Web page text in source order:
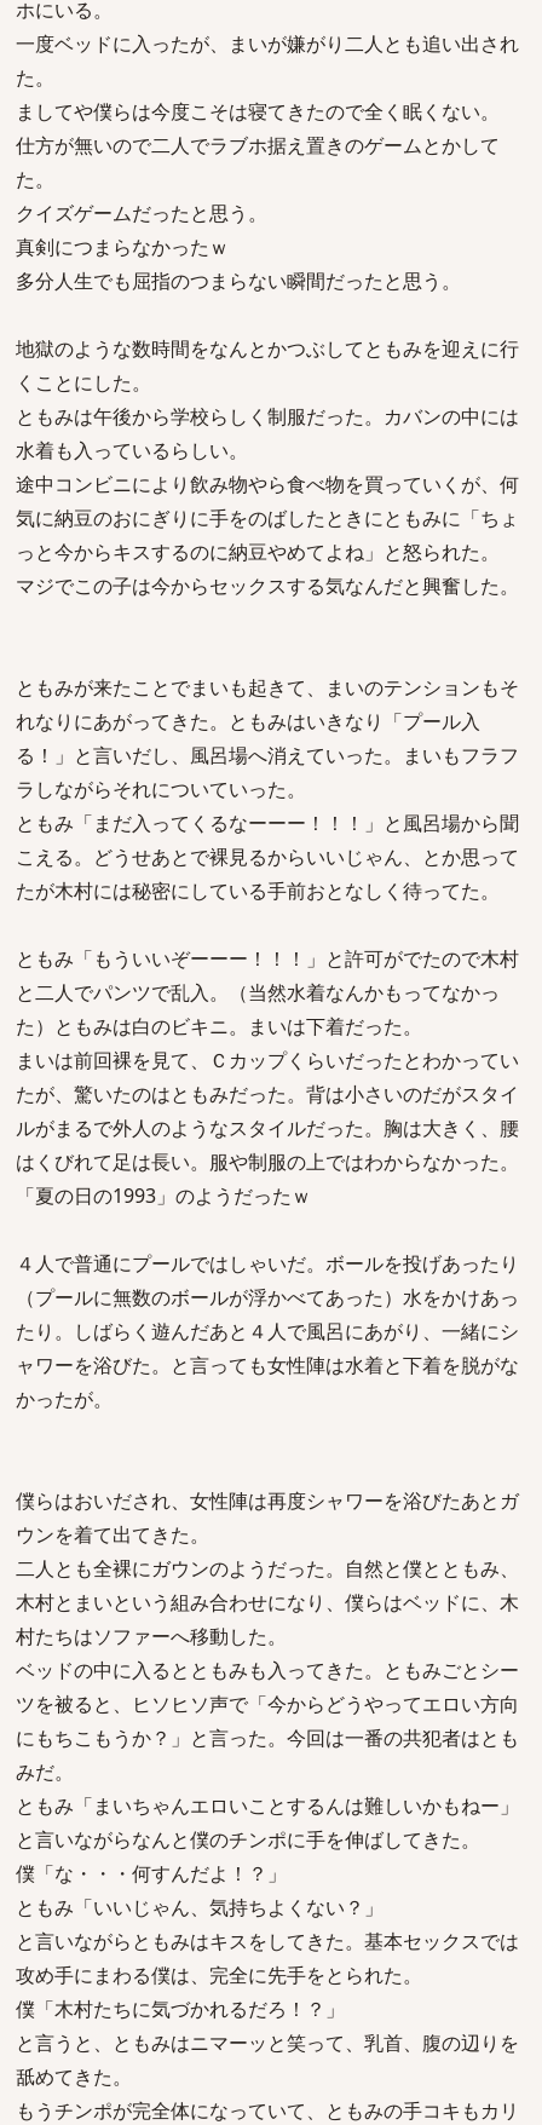
ホにいる。
一度ベッドに入ったが、まいが嫌がり二人とも追い出され
た。
ましてや僕らは今度こそは寝てきたので全く眠くない。
仕方が無いので二人でラブホ据え置きのゲームとかして
た。
クイズゲームだったと思う。
真剣につまらなかったｗ
多分人生でも屈指のつまらない瞬間だったと思う。
地獄のような数時間をなんとかつぶしてともみを迎えに行
くことにした。
ともみは午後から学校らしく制服だった。カバンの中には
水着も入っているらしい。
途中コンビニにより飲み物やら食べ物を買っていくが、何
気に納豆のおにぎりに手をのばしたときにともみに「ちょ
っと今からキスするのに納豆やめてよね」と怒られた。
マジでこの子は今からセックスする気なんだと興奮した。
ともみが来たことでまいも起きて、まいのテンションもそ
れなりにあがってきた。ともみはいきなり「プール入
る！」と言いだし、風呂場へ消えていった。まいもフラフ
ラしながらそれについていった。
ともみ「まだ入ってくるなーーー！！！」と風呂場から聞
こえる。どうせあとで裸見るからいいじゃん、とか思って
たが木村には秘密にしている手前おとなしく待ってた。
ともみ「もういいぞーーー！！！」と許可がでたので木村
と二人でパンツで乱入。（当然水着なんかもってなかっ
た）ともみは白のビキニ。まいは下着だった。
まいは前回裸を見て、Ｃカップくらいだったとわかってい
たが、驚いたのはともみだった。背は小さいのだがスタイ
ルがまるで外人のようなスタイルだった。胸は大きく、腰
はくびれて足は長い。服や制服の上ではわからなかった。
「夏の日の1993」のようだったｗ
４人で普通にプールではしゃいだ。ボールを投げあったり
（プールに無数のボールが浮かべてあった）水をかけあっ
たり。しばらく遊んだあと４人で風呂にあがり、一緒にシ
ャワーを浴びた。と言っても女性陣は水着と下着を脱がな
かったが。
僕らはおいだされ、女性陣は再度シャワーを浴びたあとガ
ウンを着て出てきた。
二人とも全裸にガウンのようだった。自然と僕とともみ、
木村とまいという組み合わせになり、僕らはベッドに、木
村たちはソファーへ移動した。
ベッドの中に入るとともみも入ってきた。ともみごとシー
ツを被ると、ヒソヒソ声で「今からどうやってエロい方向
にもちこもうか？」と言った。今回は一番の共犯者はとも
みだ。
ともみ「まいちゃんエロいことするんは難しいかもねー」
と言いながらなんと僕のチンポに手を伸ばしてきた。
僕「な・・・何すんだよ！？」
ともみ「いいじゃん、気持ちよくない？」
と言いながらともみはキスをしてきた。基本セックスでは
攻め手にまわる僕は、完全に先手をとられた。
僕「木村たちに気づかれるだろ！？」
と言うと、ともみはニマーッと笑って、乳首、腹の辺りを
舐めてきた。
もうチンポが完全体になっていて、ともみの手コキもカリ